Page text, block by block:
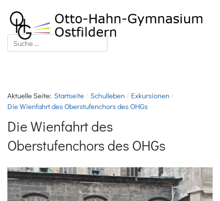
Suchen
Aktuelle Seite: Startseite Schulleben
Exkursionen
Die Wienfahrt des Oberstufenchors des OHGs
Die Wienfahrt des
Oberstufenchors des OHGs